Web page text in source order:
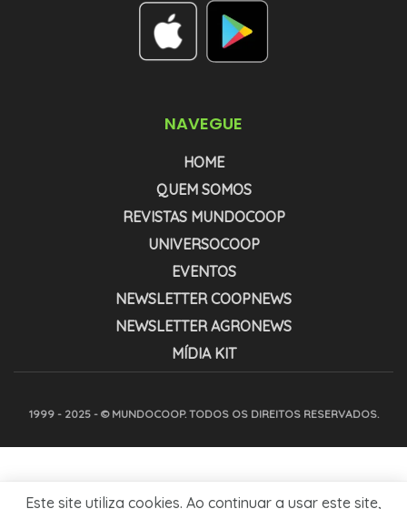
NAVEGUE
HOME
QUEM SOMOS
REVISTAS MUNDOCOOP
UNIVERSOCOOP
EVENTOS
NEWSLETTER COOPNEWS
NEWSLETTER AGRONEWS
MÍDIA KIT
1999 - 2025 - © MUNDOCOOP. TODOS OS DIREITOS RESERVADOS.
Este site utiliza cookies. Ao continuar a usar este site,